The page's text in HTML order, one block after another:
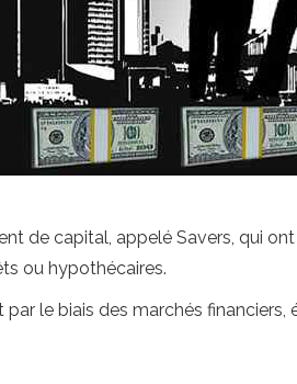
de capital, appelé Savers, qui
ou hypothécaires.
le biais des marchés financiers,